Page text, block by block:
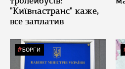
"Київпастранс" каже,
все заплатив
БОРГИ